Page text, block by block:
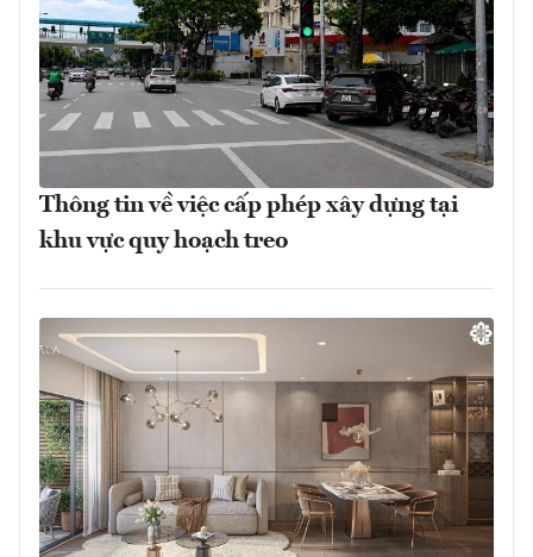
Thông tin về việc cấp phép xây dựng tại
khu vực quy hoạch treo